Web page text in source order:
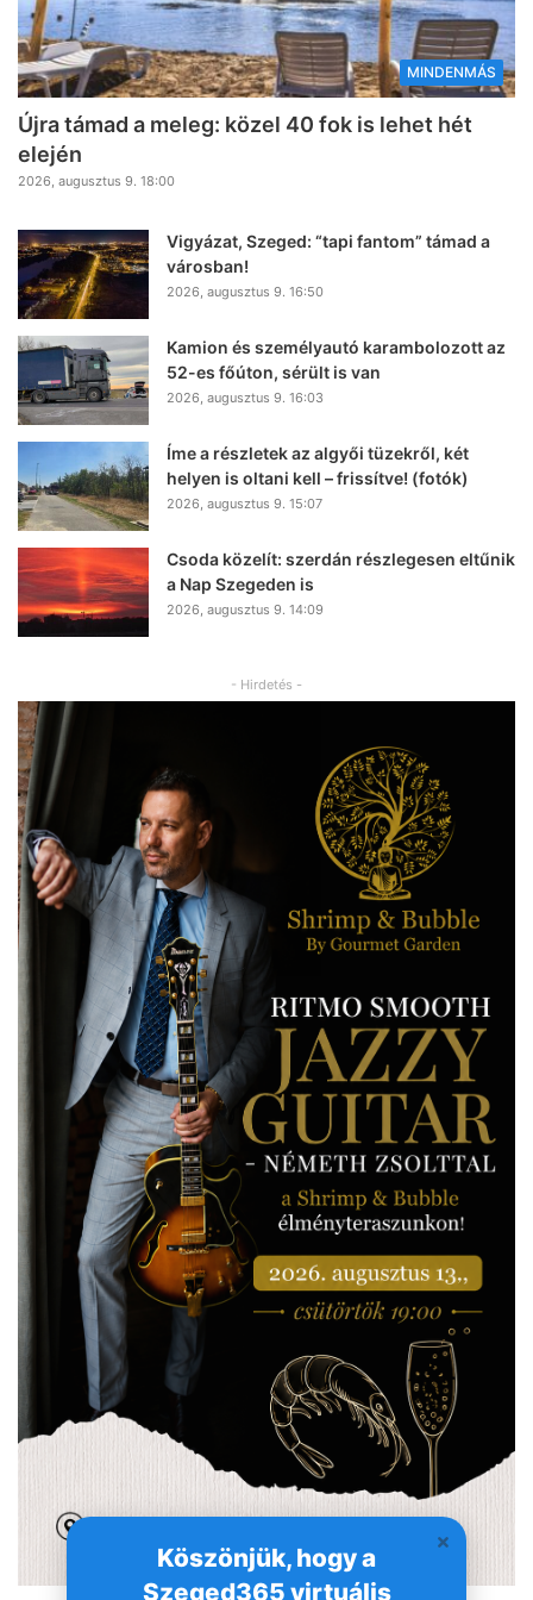
Köszönjük, hogy a
Szeged365 virtuális
MINDENMÁS
Újra támad a meleg: közel 40 fok is lehet hét
elején
2026, augusztus 9. 18:00
Vigyázat, Szeged: “tapi fantom” támad a
városban!
2026, augusztus 9. 16:50
Kamion és személyautó karambolozott az
52-es főúton, sérült is van
2026, augusztus 9. 16:03
Íme a részletek az algyői tüzekről, két
helyen is oltani kell – frissítve! (fotók)
2026, augusztus 9. 15:07
Csoda közelít: szerdán részlegesen eltűnik
a Nap Szegeden is
2026, augusztus 9. 14:09
- Hirdetés -